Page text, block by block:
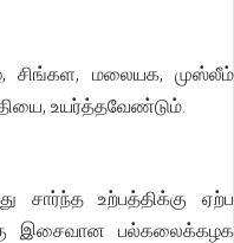
சிங்கள, மலையக, முஸ்லீம்
உயர்த்தவேண்டும்.
சார்ந்த உற்பத்திக்கு ஏற்ப
இசைவான பல்கலைக்கழக